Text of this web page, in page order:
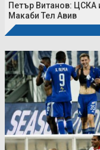
Петър Витанов: ЦСКА
Макаби Тел Авив